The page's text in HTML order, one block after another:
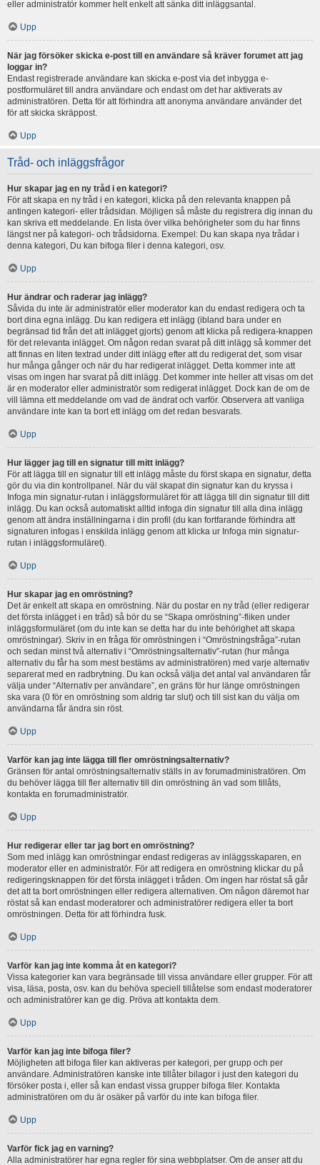
eller administratör kommer helt enkelt att sänka ditt inläggsantal.
Upp
När jag försöker skicka e-post till en användare så kräver forumet att jag
loggar in?
Endast registrerade användare kan skicka e-post via det inbygga e-
postformuläret till andra användare och endast om det har aktiverats av
administratören. Detta för att förhindra att anonyma användare använder det
för att skicka skräppost.
Upp
Tråd- och inläggsfrågor
Hur skapar jag en ny tråd i en kategori?
För att skapa en ny tråd i en kategori, klicka på den relevanta knappen på
antingen kategori- eller trådsidan. Möjligen så måste du registrera dig innan du
kan skriva ett meddelande. En lista över vilka behörigheter som du har finns
längst ner på kategori- och trådsidorna. Exempel: Du kan skapa nya trådar i
denna kategori, Du kan bifoga filer i denna kategori, osv.
Upp
Hur ändrar och raderar jag inlägg?
Såvida du inte är administratör eller moderator kan du endast redigera och ta
bort dina egna inlägg. Du kan redigera ett inlägg (ibland bara under en
begränsad tid från det att inlägget gjorts) genom att klicka på redigera-knappen
för det relevanta inlägget. Om någon redan svarat på ditt inlägg så kommer det
att finnas en liten textrad under ditt inlägg efter att du redigerat det, som visar
hur många gånger och när du har redigerat inlägget. Detta kommer inte att
visas om ingen har svarat på ditt inlägg. Det kommer inte heller att visas om det
är en moderator eller administratör som redigerat inlägget. Dock kan de om de
vill lämna ett meddelande om vad de ändrat och varför. Observera att vanliga
användare inte kan ta bort ett inlägg om det redan besvarats.
Upp
Hur lägger jag till en signatur till mitt inlägg?
För att lägga till en signatur till ett inlägg måste du först skapa en signatur, detta
gör du via din kontrollpanel. När du väl skapat din signatur kan du kryssa i
Infoga min signatur-rutan i inläggsformuläret för att lägga till din signatur till ditt
inlägg. Du kan också automatiskt alltid infoga din signatur till alla dina inlägg
genom att ändra inställningarna i din profil (du kan fortfarande förhindra att
signaturen infogas i enskilda inlägg genom att klicka ur Infoga min signatur-
rutan i inläggsformuläret).
Upp
Hur skapar jag en omröstning?
Det är enkelt att skapa en omröstning. När du postar en ny tråd (eller redigerar
det första inlägget i en tråd) så bör du se “Skapa omröstning”-fliken under
inläggsformuläret (om du inte kan se detta har du inte behörighet att skapa
omröstningar). Skriv in en fråga för omröstningen i “Omröstningsfråga”-rutan
och sedan minst två alternativ i “Omröstningsalternativ”-rutan (hur många
alternativ du får ha som mest bestäms av administratören) med varje alternativ
separerat med en radbrytning. Du kan också välja det antal val användaren får
välja under “Alternativ per användare”, en gräns för hur länge omröstningen
ska vara (0 för en omröstning som aldrig tar slut) och till sist kan du välja om
användarna får ändra sin röst.
Upp
Varför kan jag inte lägga till fler omröstningsalternativ?
Gränsen för antal omröstningsalternativ ställs in av forumadministratören. Om
du behöver lägga till fler alternativ till din omröstning än vad som tillåts,
kontakta en forumadministratör.
Upp
Hur redigerar eller tar jag bort en omröstning?
Som med inlägg kan omröstningar endast redigeras av inläggsskaparen, en
moderator eller en administratör. För att redigera en omröstning klickar du på
redigeringsknappen för det första inlägget i tråden. Om ingen har röstat så går
det att ta bort omröstningen eller redigera alternativen. Om någon däremot har
röstat så kan endast moderatorer och administratörer redigera eller ta bort
omröstningen. Detta för att förhindra fusk.
Upp
Varför kan jag inte komma åt en kategori?
Vissa kategorier kan vara begränsade till vissa användare eller grupper. För att
visa, läsa, posta, osv. kan du behöva speciell tillåtelse som endast moderatorer
och administratörer kan ge dig. Pröva att kontakta dem.
Upp
Varför kan jag inte bifoga filer?
Möjligheten att bifoga filer kan aktiveras per kategori, per grupp och per
användare. Administratören kanske inte tillåter bilagor i just den kategori du
försöker posta i, eller så kan endast vissa grupper bifoga filer. Kontakta
administratören om du är osäker på varför du inte kan bifoga filer.
Upp
Varför fick jag en varning?
Alla administratörer har egna regler för sina webbplatser. Om de anser att du